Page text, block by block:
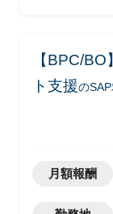
【BPC/
ト支援の
月額報酬